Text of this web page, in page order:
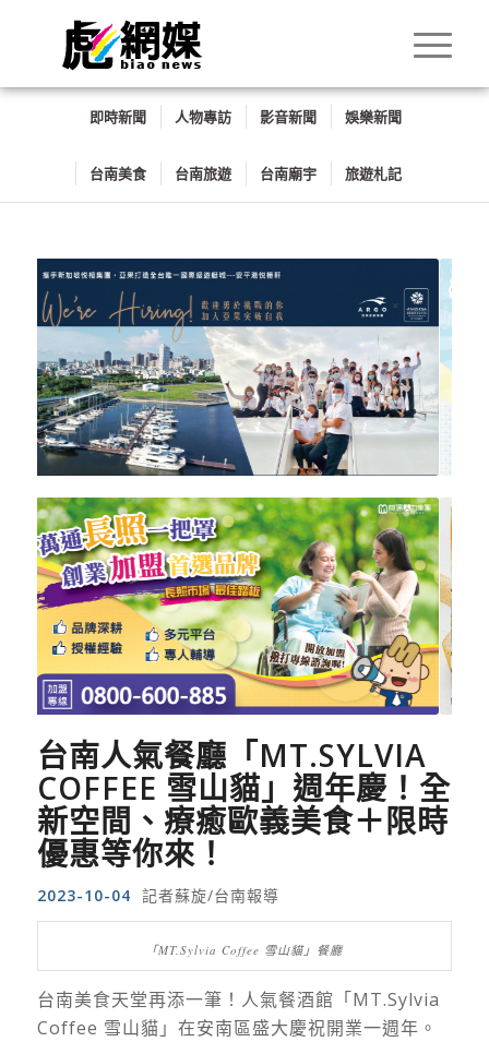
即時新聞 人物專訪 影音新聞 娛樂新聞
台南美食 台南旅遊 台南廟宇 旅遊札記
台南人氣餐廳「MT.SYLVIA
COFFEE 雪山貓」週年慶！全
新空間、療癒歐義美食＋限時
優惠等你來！
2023-10-04 記者蘇旋/台南報導
「MT.Sylvia Coffee 雪山貓」餐廳
台南美食天堂再添一筆！人氣餐酒館「MT.Sylvia
Coffee 雪山貓」在安南區盛大慶祝開業一週年。